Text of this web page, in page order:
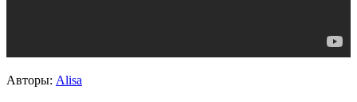
Авторы: Alisa